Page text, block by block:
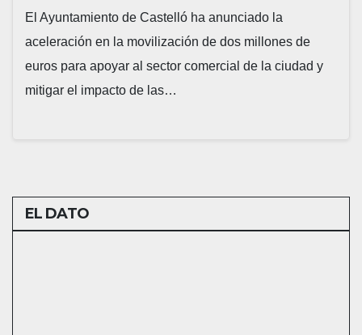
El Ayuntamiento de Castelló ha anunciado la
aceleración en la movilización de dos millones de
euros para apoyar al sector comercial de la ciudad y
mitigar el impacto de las…
EL DATO